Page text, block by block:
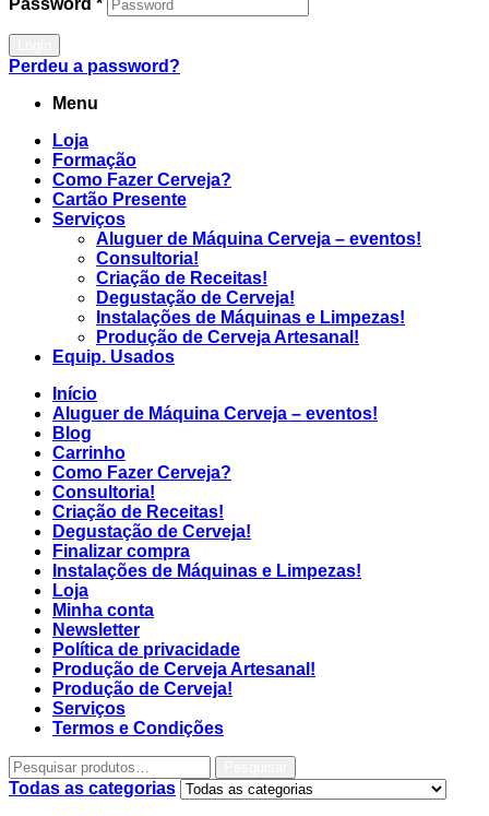
Password *
Perdeu a password?
Menu
Loja
Formação
Como Fazer Cerveja?
Cartão Presente
Serviços
Aluguer de Máquina Cerveja – eventos!
Consultoria!
Criação de Receitas!
Degustação de Cerveja!
Instalações de Máquinas e Limpezas!
Produção de Cerveja Artesanal!
Equip. Usados
Início
Aluguer de Máquina Cerveja – eventos!
Blog
Carrinho
Como Fazer Cerveja?
Consultoria!
Criação de Receitas!
Degustação de Cerveja!
Finalizar compra
Instalações de Máquinas e Limpezas!
Loja
Minha conta
Newsletter
Política de privacidade
Produção de Cerveja Artesanal!
Produção de Cerveja!
Serviços
Termos e Condições
Todas as categorias